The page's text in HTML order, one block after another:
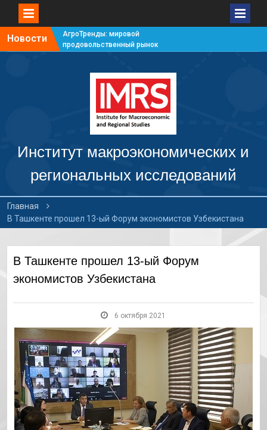
Новости
АгроТренды: мировой
продовольственный рынок
продовольственный рынок
АгроТренды: мировой
продовольственный рынок
АгроТренды: мировой
#4
Институт макроэкономических и
региональных исследований
Главная
В Ташкенте прошел 13-ый Форум экономистов Узбекистана
В Ташкенте прошел 13-ый Форум
экономистов Узбекистана
6 октября 2021